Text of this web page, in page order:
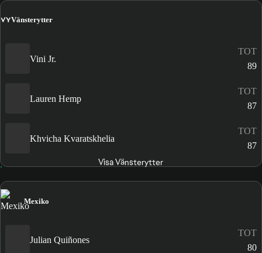
VYVänsterytter
Vini Jr.
TOT
89
Lauren Hemp
TOT
87
Khvicha Kvaratskhelia
TOT
87
Visa Vänsterytter
Mexiko
Julian Quiñones
TOT
80